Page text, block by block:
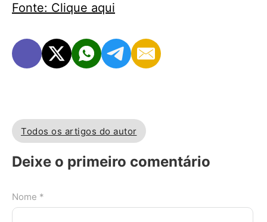
Fonte: Clique aqui
Todos os artigos do autor
Deixe o primeiro comentário
Nome *